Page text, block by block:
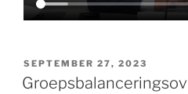
SEPTEMBER 27, 2023